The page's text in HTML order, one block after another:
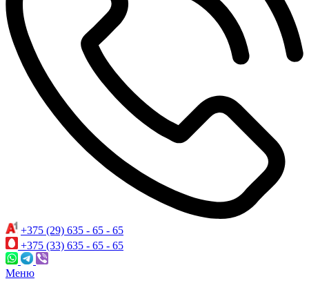
+375 (29) 635 - 65 - 65
+375 (33) 635 - 65 - 65
Меню